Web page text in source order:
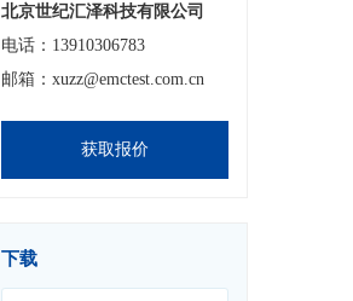
北京世纪汇泽科技有限公司
电话：13910306783
邮箱：xuzz@emctest.com.cn
获取报价
下载